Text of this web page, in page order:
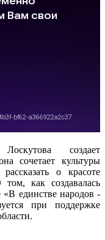
создает
сочетает культуры
о красоте
как создавалась
единстве народов -
при поддержке